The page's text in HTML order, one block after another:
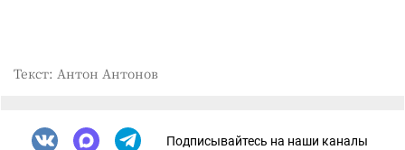
Текст: Антон Антонов
Подписывайтесь на наши каналы